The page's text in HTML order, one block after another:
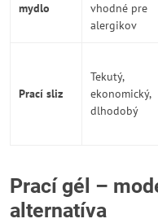
mydlo
vhodné pre
alergikov
Prací sliz
Tekutý,
ekonomický,
dlhodobý
Prací gél –
alternatíva